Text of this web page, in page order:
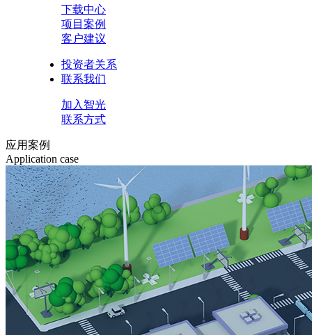
下载中心
项目案例
客户建议
投资者关系
联系我们
加入智光
联系方式
应用案例
Application case